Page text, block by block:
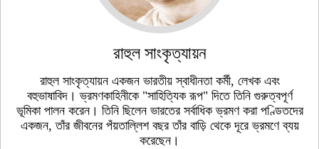
রাহুল সাংকৃত্যায়ন
রাহুল সাংকৃত্যায়ন একজন ভারতীয় স্বাধীনতা কর্মী, লেখক এবং
বহুভাষাবিদ। ভ্রমণকাহিনীকে "সাহিত্যিক রূপ" দিতে তিনি গুরুত্বপূর্ণ
ভূমিকা পালন করেন। তিনি ছিলেন ভারতের সর্বাধিক ভ্রমণ করা পণ্ডিতদের
একজন, তাঁর জীবনের পঁয়তাল্লিশ বছর তাঁর বাড়ি থেকে দূরে ভ্রমণে ব্যয়
করেছেন।